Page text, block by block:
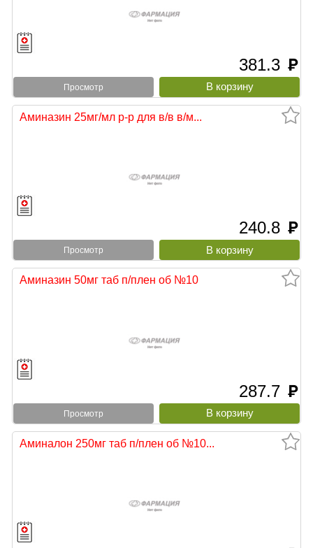
381.3 руб
Просмотр
Аминазин 25мг/мл р-р для в/в в/м...
240.8 руб
Просмотр
Аминазин 50мг таб п/плен об №10
287.7 руб
Просмотр
Аминалон 250мг таб п/плен об №10...